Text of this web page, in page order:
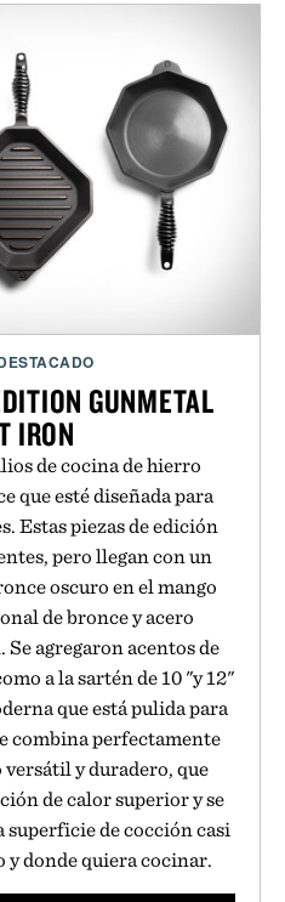
GUNMETAL
IRON
de cocina de hierro
que esté diseñada para
Estas piezas de edición
pero llegan con un
oscuro en el mango
de bronce y acero
agregaron acentos de
a la sartén de 10 "y 12"
que está pulida para
combina perfectamente
y duradero, que
de calor superior y se
de cocción casi
donde quiera cocinar.